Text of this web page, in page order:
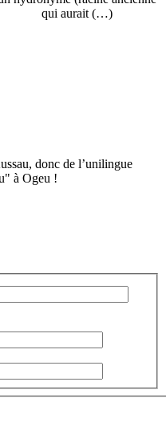
qui aurait (…)
donc de l’unilingue
à Ogeu !